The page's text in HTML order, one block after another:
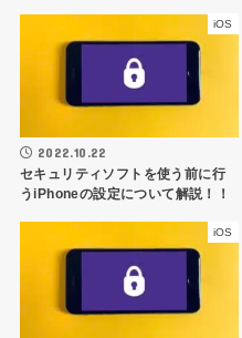
iOS
2022.10.22
セキュリティソフトを使う前に行
うiPhoneの設定について解説！！
iOS